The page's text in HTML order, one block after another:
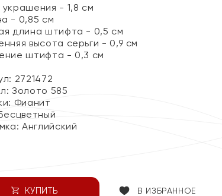
- 1,8 см
- 0,85 см
длина штифта - 0,5 см
высота серьги - 0,9 см
штифта - 0,3 см
2721472
Золото 585
Фианит
Английский
КУПИТЬ В ИЗБРАННОЕ